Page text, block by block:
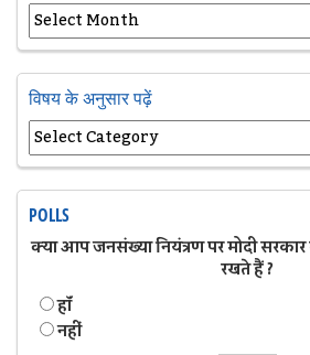
विषय के अनुसार पढ़ें
POLLS
क्या आप जनसंख्या नियंत्रण पर मोदी
रखते हैं ?
हॉं
नहीं